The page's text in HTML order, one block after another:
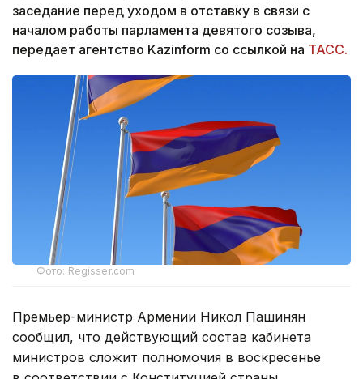
заседание перед уходом в отставку в связи с
началом работы парламента девятого созыва,
передает агентство Kazinform со ссылкой на ТАСС.
Фото: Regisser.com
Премьер-министр Армении Никол Пашинян
сообщил, что действующий состав кабинета
министров сложит полномочия в воскресенье